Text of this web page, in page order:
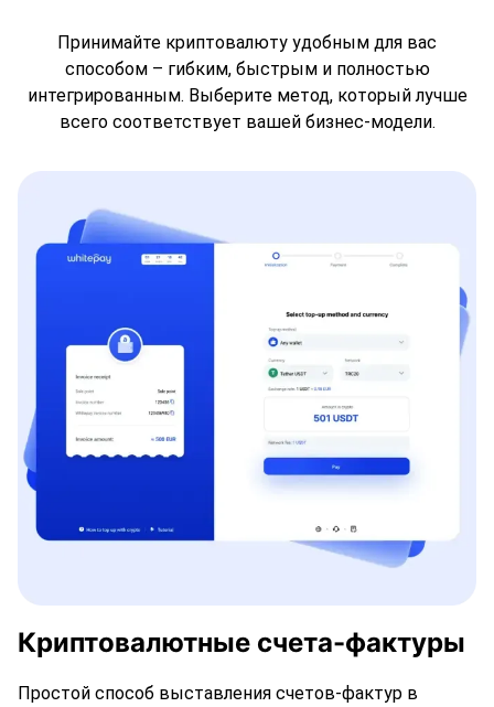
Принимайте криптовалюту удобным для вас
способом – гибким, быстрым и полностью
интегрированным. Выберите метод, который лучше
всего соответствует вашей бизнес-модели.
Криптовалютные счета-фактуры
Простой способ выставления счетов-фактур в